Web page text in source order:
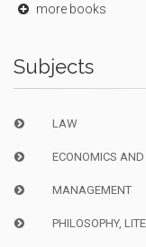
more books
Subjects
LAW
ECONOMICS
MANAGEMENT
PHILOSOPHY,